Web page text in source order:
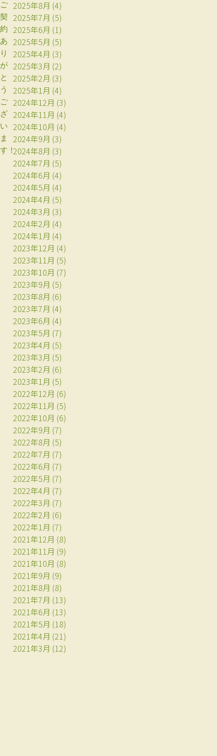
ご
契
約
あ
り
が
と
う
ご
ざ
い
ま
す！
2025年8月 (4)
2025年7月 (5)
2025年6月 (1)
2025年5月 (5)
2025年4月 (3)
2025年3月 (2)
2025年2月 (3)
2025年1月 (4)
2024年12月 (3)
2024年11月 (4)
2024年10月 (4)
2024年9月 (3)
2024年8月 (3)
2024年7月 (5)
2024年6月 (4)
2024年5月 (4)
2024年4月 (5)
2024年3月 (3)
2024年2月 (4)
2024年1月 (4)
2023年12月 (4)
2023年11月 (5)
2023年10月 (7)
2023年9月 (5)
2023年8月 (6)
2023年7月 (4)
2023年6月 (4)
2023年5月 (7)
2023年4月 (5)
2023年3月 (5)
2023年2月 (6)
2023年1月 (5)
2022年12月 (6)
2022年11月 (5)
2022年10月 (6)
2022年9月 (7)
2022年8月 (5)
2022年7月 (7)
2022年6月 (7)
2022年5月 (7)
2022年4月 (7)
2022年3月 (7)
2022年2月 (6)
2022年1月 (7)
2021年12月 (8)
2021年11月 (9)
2021年10月 (8)
2021年9月 (9)
2021年8月 (8)
2021年7月 (13)
2021年6月 (13)
2021年5月 (18)
2021年4月 (21)
2021年3月 (12)